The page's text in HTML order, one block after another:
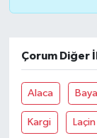
Çorum Diğer
Alaca
Kargi Laçin